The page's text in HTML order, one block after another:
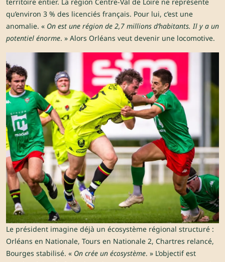
qu’environ 3 % des licenciés français. Pour lui, c’est une
anomalie. « On est une région de 2,7 millions d’habitants. Il y a un
potentiel énorme. » Alors Orléans veut devenir une locomotive.
Le président imagine déjà un écosystème régional structuré :
Orléans en Nationale, Tours en Nationale 2, Chartres relancé,
Bourges stabilisé. « On crée un écosystème. » L’objectif est